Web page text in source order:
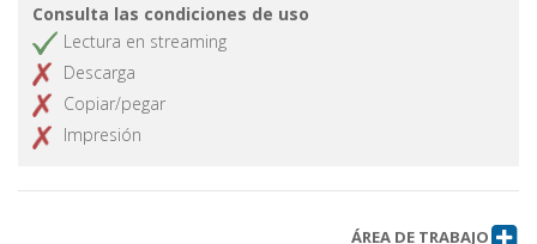
Consulta las condiciones de uso
Lectura en streaming
Descarga
Copiar/pegar
Impresión
ÁREA DE TRABAJO